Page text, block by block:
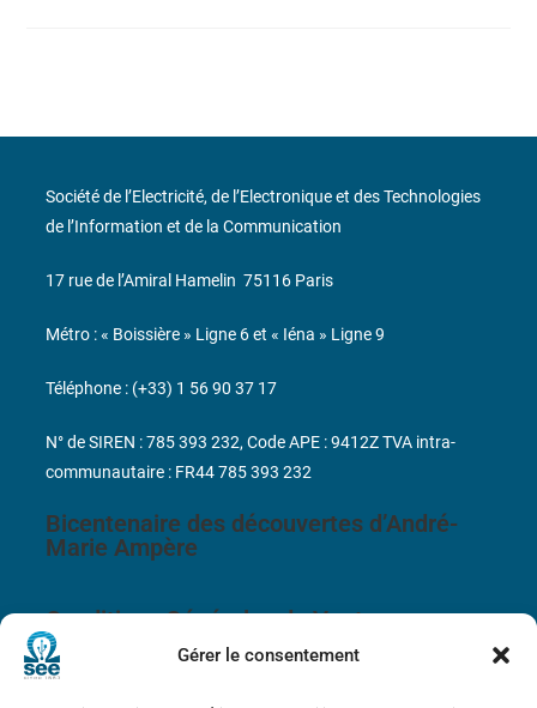
Gérer le consentement
Bicentenaire des découvertes d’André-
Marie Ampère
Conditions Générales de Vente
Société de l’Electricité, de l’Electronique et des Technologies
de l’Information et de la Communication
17 rue de l’Amiral Hamelin 75116 Paris
Métro : « Boissière » Ligne 6 et « Iéna » Ligne 9
Téléphone : (+33) 1 56 90 37 17
N° de SIREN : 785 393 232, Code APE : 9412Z TVA intra-
communautaire : FR44 785 393 232